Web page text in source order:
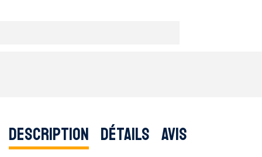
Description Détails Avis